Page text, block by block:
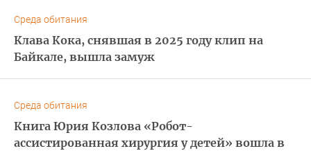
Среда обитания
Клава Кока, снявшая в 2025 году клип на
Байкале, вышла замуж
Среда обитания
Книга Юрия Козлова «Робот-
ассистированная хирургия у детей» вошла в